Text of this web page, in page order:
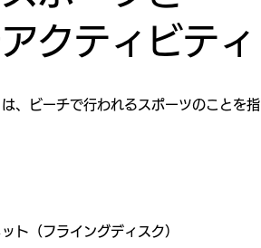
クティビティ
、ビーチで行われるスポーツのことを
ト（フライングディスク）